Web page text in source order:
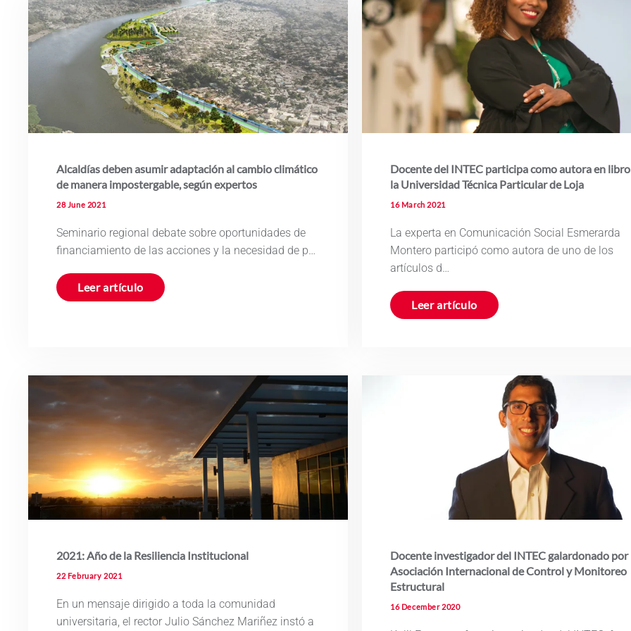
Alcaldías deben asumir adaptación al cambio climático
de manera impostergable, según expertos
28 June 2021
Seminario regional debate sobre oportunidades de
financiamiento de las acciones y la necesidad de p…
Leer artículo
Docente del INTEC participa como autora en
la Universidad Técnica Particular de Loja
16 March 2021
La experta en Comunicación Social Esmerarda
Montero participó como autora de uno de los
artículos d…
Leer artículo
2021: Año de la Resiliencia Institucional
22 February 2021
En un mensaje dirigido a toda la comunidad
universitaria, el rector Julio Sánchez Mariñez instó a
Docente investigador del INTEC galardonado por
Asociación Internacional de Control y Monitoreo
Estructural
16 December 2020